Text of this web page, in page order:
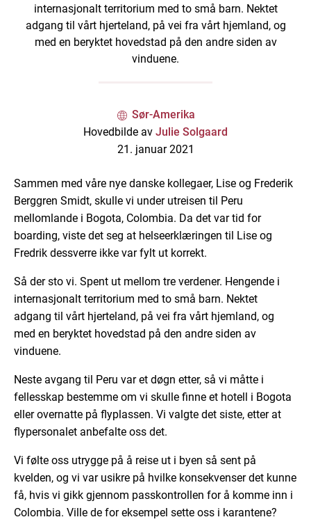
internasjonalt territorium med to små barn. Nektet
adgang til vårt hjerteland, på vei fra vårt hjemland, og
med en beryktet hovedstad på den andre siden av
vinduene.
Sør-Amerika
Hovedbilde av Julie Solgaard
21. januar 2021
Sammen med våre nye danske kollegaer, Lise og Frederik
Berggren Smidt, skulle vi under utreisen til Peru
mellomlande i Bogota, Colombia. Da det var tid for
boarding, viste det seg at helseerklæringen til Lise og
Fredrik dessverre ikke var fylt ut korrekt.
Så der sto vi. Spent ut mellom tre verdener. Hengende i
internasjonalt territorium med to små barn. Nektet
adgang til vårt hjerteland, på vei fra vårt hjemland, og
med en beryktet hovedstad på den andre siden av
vinduene.
Neste avgang til Peru var et døgn etter, så vi måtte i
fellesskap bestemme om vi skulle finne et hotell i Bogota
eller overnatte på flyplassen. Vi valgte det siste, etter at
flypersonalet anbefalte oss det.
Vi følte oss utrygge på å reise ut i byen så sent på
kvelden, og vi var usikre på hvilke konsekvenser det kunne
få, hvis vi gikk gjennom passkontrollen for å komme inn i
Colombia. Ville de for eksempel sette oss i karantene?